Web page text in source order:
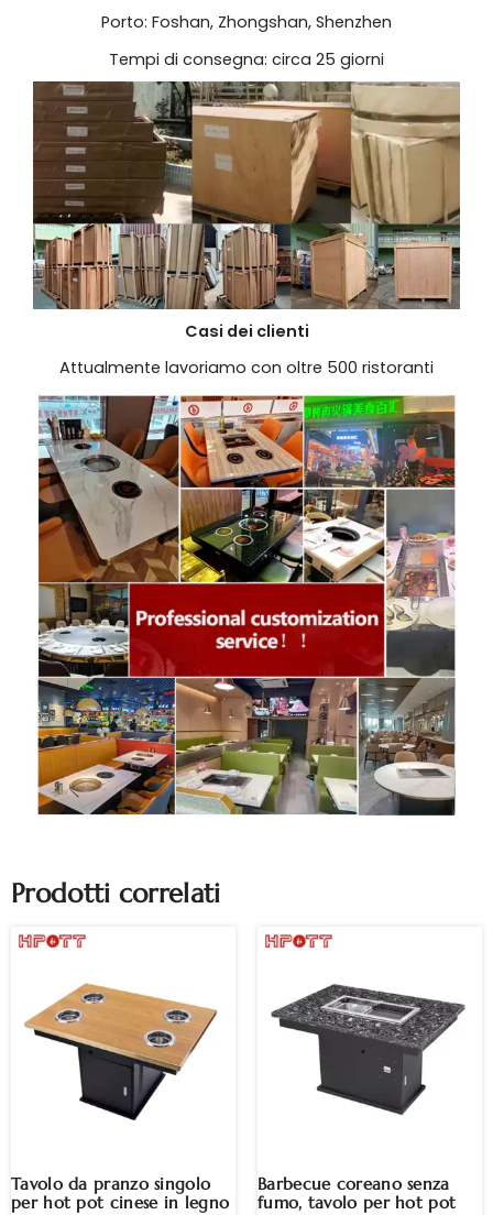
Porto: Foshan, Zhongshan, Shenzhen
Tempi di consegna: circa 25 giorni
Casi dei clienti
Attualmente lavoriamo con oltre 500 ristoranti
Prodotti correlati
Tavolo da pranzo singolo
per hot pot cinese in legno
Barbecue coreano senza
fumo, tavolo per hot pot